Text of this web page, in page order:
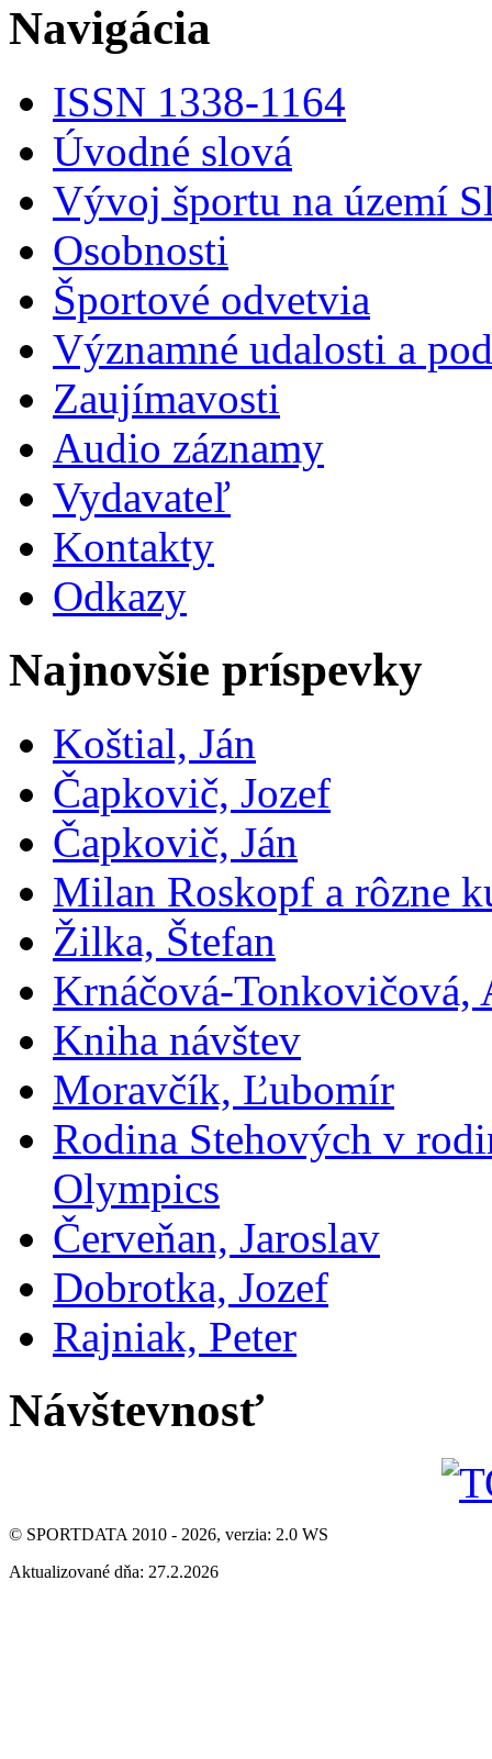
Navigácia
ISSN 1338-1164
Úvodné slová
Vývoj športu na území
Osobnosti
Športové odvetvia
Významné udalosti a
Zaujímavosti
Audio záznamy
Vydavateľ
Kontakty
Odkazy
Najnovšie príspevky
Koštial, Ján
Čapkovič, Jozef
Čapkovič, Ján
Milan Roskopf a rôzne
Žilka, Štefan
Krnáčová-Tonkovičová,
Kniha návštev
Moravčík, Ľubomír
Rodina Stehových v
Olympics
Červeňan, Jaroslav
Dobrotka, Jozef
Rajniak, Peter
Návštevnosť
© SPORTDATA 2010 - 2026, verzia: 2.0 WS
Aktualizované dňa: 27.2.2026